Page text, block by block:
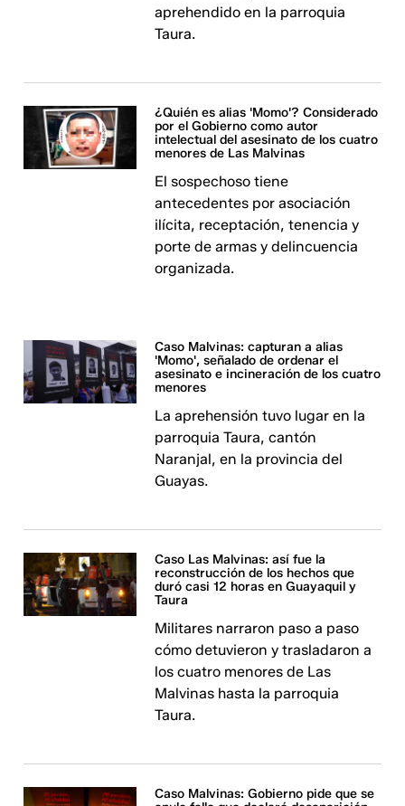
aprehendido en la parroquia
Taura.
¿Quién es alias 'Momo'? Considerado
por el Gobierno como autor
intelectual del asesinato de los cuatro
menores de Las Malvinas
El sospechoso tiene
antecedentes por asociación
ilícita, receptación, tenencia y
porte de armas y delincuencia
organizada.
Caso Malvinas: capturan a alias
'Momo', señalado de ordenar el
asesinato e incineración de los cuatro
menores
La aprehensión tuvo lugar en la
parroquia Taura, cantón
Naranjal, en la provincia del
Guayas.
Caso Las Malvinas: así fue la
reconstrucción de los hechos que
duró casi 12 horas en Guayaquil y
Taura
Militares narraron paso a paso
cómo detuvieron y trasladaron a
los cuatro menores de Las
Malvinas hasta la parroquia
Taura.
Caso Malvinas: Gobierno pide que se